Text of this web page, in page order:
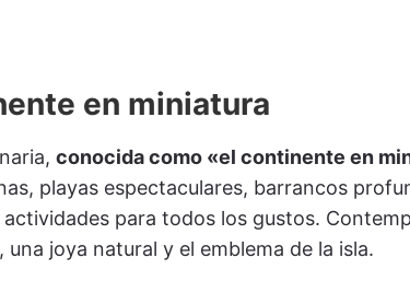
en miniatura
conocida como «el continente en
playas espectaculares, barrancos
para todos los gustos.
, una joya natural y el emblema de la isla.